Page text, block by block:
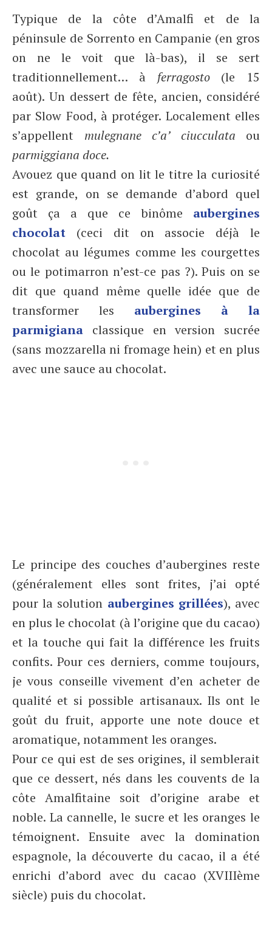
Typique de la côte d’Amalfi et de la
péninsule de Sorrento en Campanie (en gros
on ne le voit que là-bas), il se sert
traditionnellement… à ferragosto(le 15
août). Un dessert de fête, ancien, considéré
par Slow Food, à protéger. Localement elles
s’appellent mulegnane c’a’ ciucculata ou
parmiggiana doce.
Avouez que quand on lit le titre la curiosité
est grande, on se demande d’abord quel
goût ça a que ce binôme aubergines
chocolat (ceci dit on associe déjà le
chocolat au légumes comme les courgettes
ou le potimarron n’est-ce pas ?). Puis on se
dit que quand même quelle idée que de
transformer les aubergines à la
parmigiana classique en version sucrée
(sans mozzarella ni fromage hein) et en plus
avec une sauce au chocolat.
Le principe des couches d’aubergines reste
(généralement elles sont frites, j’ai opté
pour la solution aubergines grillées), avec
en plus le chocolat (à l’origine que du cacao)
et la touche qui fait la différence les fruits
confits. Pour ces derniers, comme toujours,
je vous conseille vivement d’en acheter de
qualité et si possible artisanaux. Ils ont le
goût du fruit, apporte une note douce et
aromatique, notamment les oranges.
Pour ce qui est de ses origines, il semblerait
que ce dessert, nés dans les couvents de la
côte Amalfitaine soit d’origine arabe et
noble. La cannelle, le sucre et les oranges le
témoignent. Ensuite avec la domination
espagnole, la découverte du cacao, il a été
enrichi d’abord avec du cacao (XVIIIème
siècle) puis du chocolat.